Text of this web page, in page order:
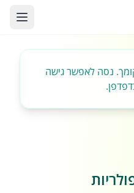
נסה לאפשר גישה